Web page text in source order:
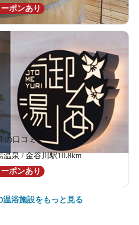
とで、気になった方は、お早めに
ポンあり
の口コミ
泉 / 金谷川駅10.8km
ポンあり
温浴施設をもっと見る